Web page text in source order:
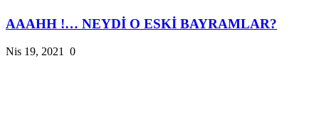
AAAHH !… NEYDİ O ESKİ BAYRAMLAR?
Nis 19, 2021 0